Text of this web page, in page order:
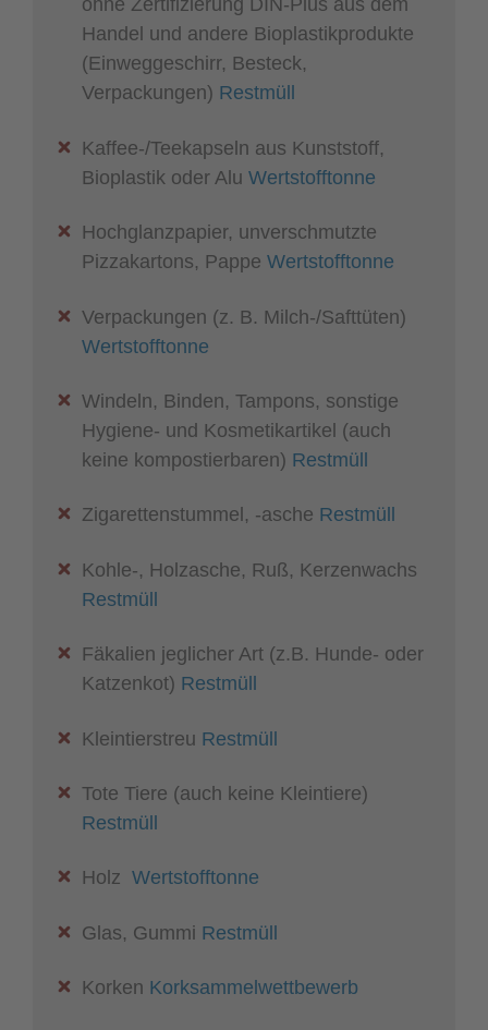
ohne Zertifizierung DIN-Plus aus dem
Handel und andere Bioplastikprodukte
(Einweggeschirr, Besteck,
Verpackungen) Restmüll
Kaffee-/Teekapseln aus Kunststoff,
Bioplastik oder AluWertstofftonne
Hochglanzpapier, unverschmutzte
Pizzakartons, PappeWertstofftonne
Verpackungen (z. B. Milch-/Safttüten)
Wertstofftonne
Windeln, Binden, Tampons, sonstige
Hygiene- und Kosmetikartikel (auch
keine kompostierbaren) Restmüll
Zigarettenstummel, -asche Restmüll
Kohle-, Holzasche, Ruß, Kerzenwachs
Restmüll
Fäkalien jeglicher Art (z.B. Hunde- oder
Katzenkot) Restmüll
Kleintierstreu Restmüll
Tote Tiere (auch keine Kleintiere)
Restmüll
HolzWertstofftonne
Glas, Gummi Restmüll
Korken Korksammelwettbewerb